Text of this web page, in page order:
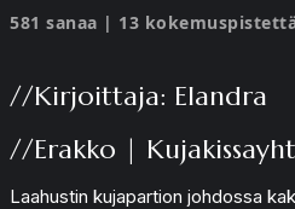
581 sanaa | 13
//Kirjoittaja: Elandra
//Erakko |
Laahustin kujapartion johdossa